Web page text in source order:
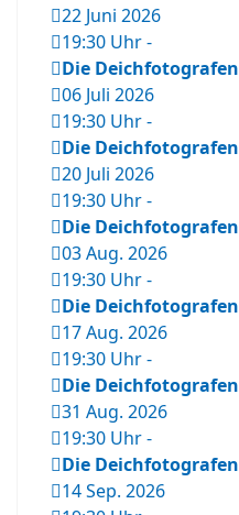
22 Juni 2026
19:30 Uhr-
Die Deichfotografen
06 Juli 2026
19:30 Uhr-
Die Deichfotografen
20 Juli 2026
19:30 Uhr-
Die Deichfotografen
03 Aug. 2026
19:30 Uhr-
Die Deichfotografen
17 Aug. 2026
19:30 Uhr-
Die Deichfotografen
31 Aug. 2026
19:30 Uhr-
Die Deichfotografen
14 Sep. 2026